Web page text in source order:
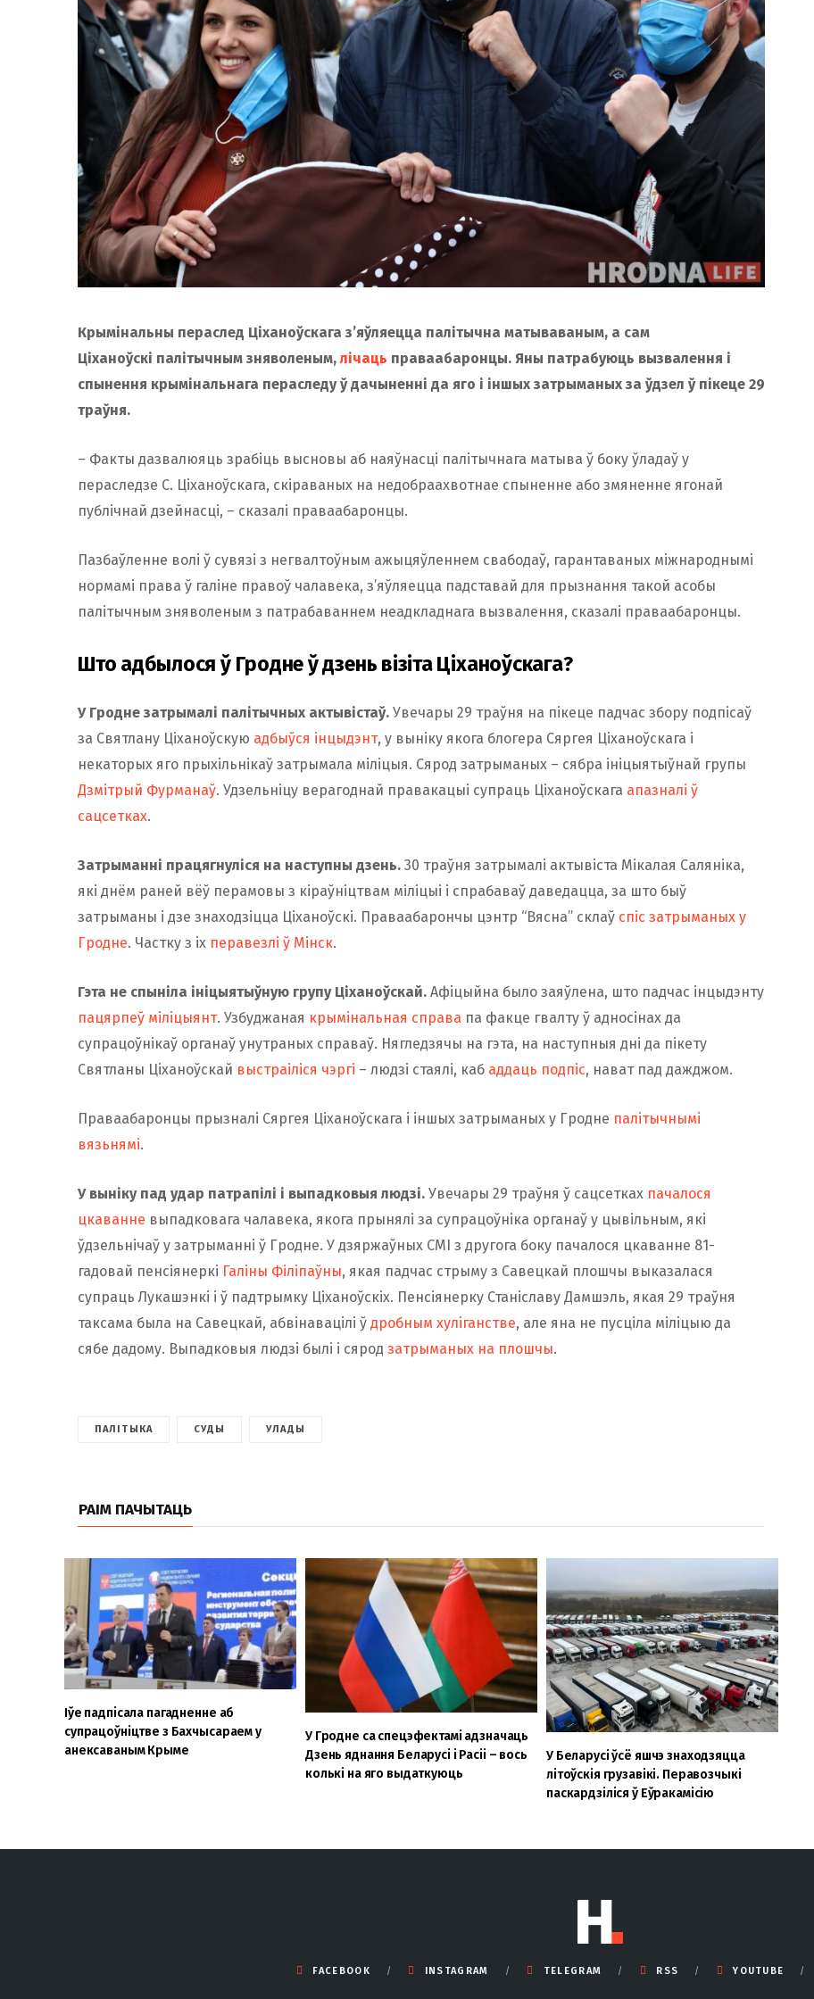
Крымінальны пераслед Ціханоўскага з’яўляецца палітычна матываваным, а сам
Ціханоўскі палітычным зняволеным, лічаць праваабаронцы. Яны патрабуюць вызвалення і
спынення крымінальнага пераследу ў дачыненні да яго і іншых затрыманых за ўдзел ў пікеце 29
траўня.
– Факты дазвалюяць зрабіць высновы аб наяўнасці палітычнага матыва ў боку ўладаў у
пераследзе С. Ціханоўскага, скіраваных на недобраахвотнае спыненне або змяненне ягонай
публічнай дзейнасці, – сказалі праваабаронцы.
Пазбаўленне волі ў сувязі з негвалтоўным ажыцяўленнем свабодаў, гарантаваных міжнароднымі
нормамі права ў галіне правоў чалавека, з’яўляецца падставай для прызнання такой асобы
палітычным зняволеным з патрабаваннем неадкладнага вызвалення, сказалі праваабаронцы.
Што адбылося ў Гродне ў дзень візіта Ціханоўскага?
У Гродне затрымалі палітычных актывістаў. Увечары 29 траўня на пікеце падчас збору подпісаў
за Святлану Ціханоўскую адбыўся інцыдэнт, у выніку якога блогера Сяргея Ціханоўскага і
некаторых яго прыхільнікаў затрымала міліцыя. Сярод затрыманых – сябра ініцыятыўнай групы
Дзмітрый Фурманаў. Удзельніцу верагоднай правакацыі супраць Ціханоўскага апазналі ў
сацсетках.
Затрыманні працягнуліся на наступны дзень. 30 траўня затрымалі актывіста Мікалая Саляніка,
які днём раней вёў перамовы з кіраўніцтвам міліцыі і спрабаваў даведацца, за што быў
затрыманы і дзе знаходзіцца Ціханоўскі. Праваабарончы цэнтр “Вясна” склаў спіс затрыманых у
Гродне. Частку з іх перавезлі ў Мінск.
Гэта не спыніла ініцыятыўную групу Ціханоўскай. Афіцыйна было заяўлена, што падчас інцыдэнту
пацярпеў міліцыянт. Узбуджаная крымінальная справа па факце гвалту ў адносінах да
супрацоўнікаў органаў унутраных справаў. Нягледзячы на ​​гэта, на наступныя дні да пікету
Святланы Ціханоўскай выстраіліся чэргі – людзі стаялі, каб аддаць подпіс, нават пад дажджом.
Праваабаронцы прызналі Сяргея Ціханоўскага і іншых затрыманых у Гродне палітычнымі
вязьнямі.
У выніку пад удар патрапілі і выпадковыя людзі. Увечары 29 траўня ў сацсетках пачалося
цкаванне выпадковага чалавека, якога прынялі за супрацоўніка органаў у цывільным, які
ўдзельнічаў у затрыманні ў Гродне. У дзяржаўных СМІ з другога боку пачалося цкаванне 81-
гадовай пенсіянеркі Галіны Філіпаўны, якая падчас стрыму з Савецкай плошчы выказалася
супраць Лукашэнкі і ў падтрымку Ціханоўскіх. Пенсіянерку Станіславу Дамшэль, якая 29 траўня
таксама была на Савецкай, абвінавацілі ў дробным хуліганстве, але яна не пусціла міліцыю да
сябе дадому. Выпадковыя людзі былі і сярод затрыманых на плошчы.
ПАЛІТЫКА СУДЫ УЛАДЫ
РАІМ ПАЧЫТАЦЬ
Іўе падпісала пагадненне аб
супрацоўніцтве з Бахчысараем у
анексаваным Крыме
У Гродне са спецэфектамі адзначаць
Дзень яднання Беларусі і Расіі – вось
колькі на яго выдаткуюць
У Беларусі ўсё яшчэ знаходзяцца
літоўскія грузавікі. Перавозчыкі
паскардзіліся ў Еўракамісію
FACEBOOK INSTAGRAM TELEGRAM RSS YOUTUBE